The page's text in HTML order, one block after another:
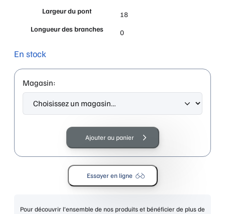
Largeur du pont
18
Longueur des branches
0
En stock
Magasin:
JO
Ajouter au panier
Essayer en ligne
Pour découvrir l’ensemble de nos produits et bénéficier de plus de